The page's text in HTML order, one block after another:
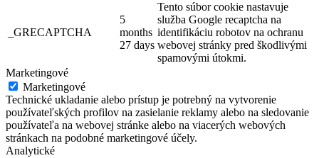
_GRECAPTCHA
5
months
27 days
Tento súbor cookie nastavuje
služba Google recaptcha na
identifikáciu robotov na ochranu
webovej stránky pred škodlivými
spamovými útokmi.
Marketingové
Marketingové
Technické ukladanie alebo prístup je potrebný na vytvorenie
používateľských profilov na zasielanie reklamy alebo na sledovanie
používateľa na webovej stránke alebo na viacerých webových
stránkach na podobné marketingové účely.
Analytické